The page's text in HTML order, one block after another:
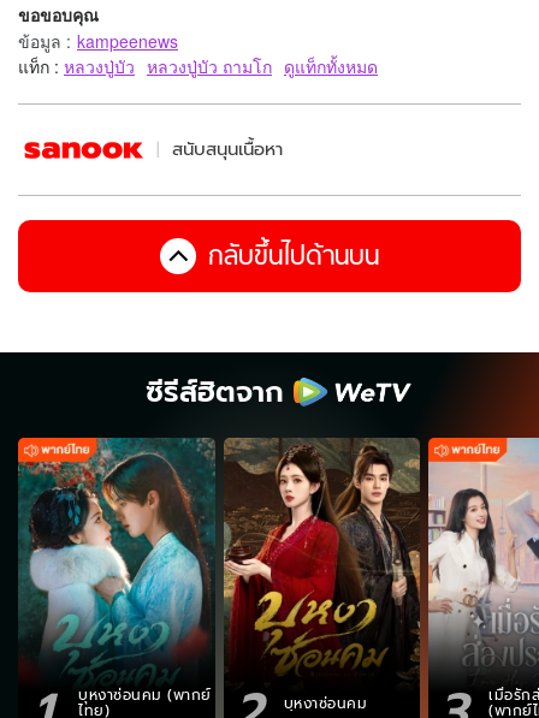
ขอขอบคุณ
ข้อมูล : kampeenews
แท็ก : หลวงปู่บัว หลวงปู่บัว ถามโก ดูแท็กทั้งหมด
สนับสนุนเนื้อหา
กลับขึ้นไปด้านบน
ซีรีส์ฮิตจาก
บุหงาซ่อนคม (พากย์
ไทย) บุหงาซ่อนคม เมื่อรัก
(พากย์